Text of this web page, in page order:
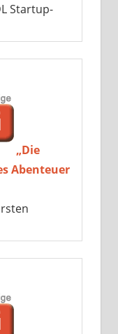
Startup-
„Die
Abenteuer